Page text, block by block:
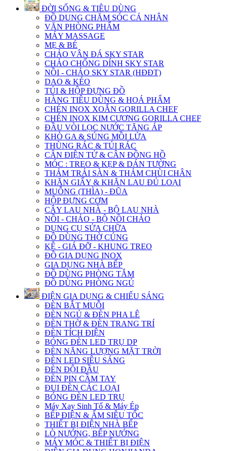
ĐỜI SỐNG & TIÊU DÙNG
ĐỒ DUNG CHĂM SÓC CÁ NHÂN
VĂN PHÒNG PHẨM
MÁY MASSAGE
MẸ & BÉ
CHẢO VÂN ĐÁ SKY STAR
CHẢO CHỐNG DÍNH SKY STAR
NỒI - CHẢO SKY STAR (HĐĐT)
DAO & KÉO
TÚI & HỘP ĐỰNG ĐỒ
HÀNG TIÊU DÙNG & HOÁ PHẨM
CHÉN INOX XOẮN GORILLA CHEF
CHÉN INOX KIM CƯƠNG GORILLA CHEF
ĐẦU VÒI LỌC NƯỚC TĂNG ÁP
KHÒ GA & SÚNG MỒI LỬA
THÙNG RÁC & TÚI RÁC
CÂN ĐIỆN TỬ & CÂN ĐỒNG HỒ
MÓC : TREO & KẸP & DÁN TƯỜNG
THẢM TRẢI SÀN & THẢM CHÙI CHÂN
KHĂN GIẤY & KHĂN LAU ĐỦ LOẠI
MUỖNG (THÌA) - ĐŨA
HỘP ĐỰNG CƠM
CÂY LAU NHÀ - BỘ LAU NHÀ
NỒI - CHẢO - BỘ NỒI CHẢO
DỤNG CỤ SỬA CHỮA
ĐỒ DÙNG THỜ CÚNG
KỆ - GIÁ ĐỠ - KHUNG TREO
ĐỒ GIA DỤNG INOX
GIA DỤNG NHÀ BẾP
ĐỒ DÙNG PHÒNG TẮM
ĐỒ DÙNG PHÒNG NGỦ
ĐIỆN GIA DỤNG & CHIẾU SÁNG
ĐÈN BẮT MUỖI
ĐÈN NGỦ & ĐÈN PHA LÊ
ĐÈN THỜ & ĐÈN TRANG TRÍ
ĐÈN TÍCH ĐIỆN
BÓNG ĐÈN LED TRỤ DP
ĐÈN NĂNG LƯỢNG MẶT TRỜI
ĐÈN LED SIÊU SÁNG
ĐÈN ĐỘI ĐẦU
ĐÈN PIN CẦM TAY
ĐUI ĐÈN CÁC LOẠI
BÓNG ĐÈN LED TRỤ
Máy Xay Sinh Tố & Máy Ép
BẾP ĐIỆN & ẤM SIÊU TỐC
THIẾT BỊ ĐIỆN NHÀ BẾP
LÒ NƯỚNG, BẾP NƯỚNG
MÁY MÓC & THIẾT BỊ ĐIỆN